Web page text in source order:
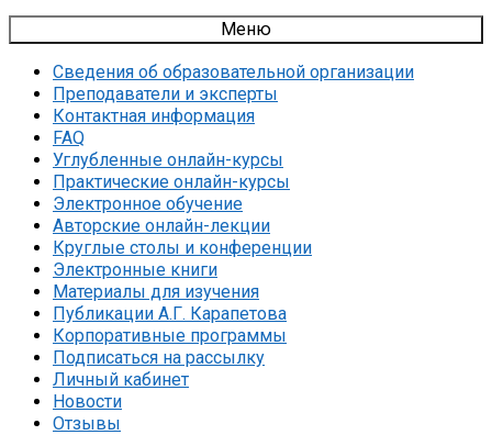
Меню
Сведения об образовательной организации
Преподаватели и эксперты
Контактная информация
FAQ
Углубленные онлайн-курсы
Практические онлайн-курсы
Электронное обучение
Авторские онлайн-лекции
Круглые столы и конференции
Электронные книги
Материалы для изучения
Публикации А.Г. Карапетова
Корпоративные программы
Подписаться на рассылку
Личный кабинет
Новости
Отзывы